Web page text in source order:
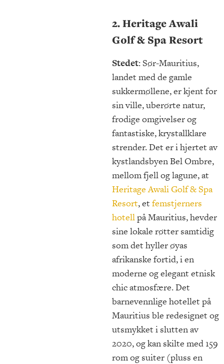
2. Heritage Awali
Golf & Spa Resort
Stedet: Sør-Mauritius,
landet med de gamle
sukkermøllene, er kjent for
sin ville, uberørte natur,
frodige omgivelser og
fantastiske, krystallklare
strender. Det er i hjertet av
kystlandsbyen Bel Ombre,
mellom fjell og lagune, at
Heritage Awali Golf & Spa
Resort, et femstjerners
hotellpå Mauritius, hevder
sine lokale røtter samtidig
som det hyller øyas
afrikanske fortid, i en
moderne og elegant etnisk
chic atmosfære. Det
barnevennlige hotellet på
Mauritius ble redesignet og
utsmykket i slutten av
2020, og kan skilte med 159
rom og suiter (pluss en